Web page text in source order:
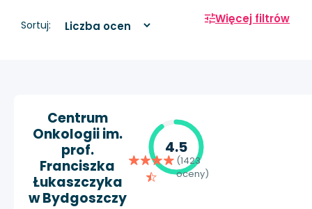
Sortuj: Więcej filtrów
Centrum
Onkologii im.
prof.
Franciszka
Łukaszczyka
w Bydgoszczy
4.5
(1423
oceny)